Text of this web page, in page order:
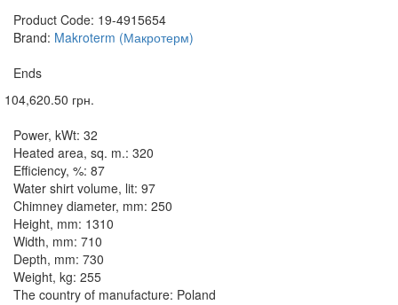
Product Code: 19-4915654
Brand: Makroterm (Макротерм)
Ends
104,620.50 грн.
Power, kWt: 32
Heated area, sq. m.: 320
Efficiency, %: 87
Water shirt volume, lit: 97
Chimney diameter, mm: 250
Height, mm: 1310
Width, mm: 710
Depth, mm: 730
Weight, kg: 255
The country of manufacture: Poland